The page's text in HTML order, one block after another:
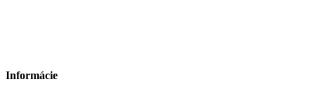
Informácie